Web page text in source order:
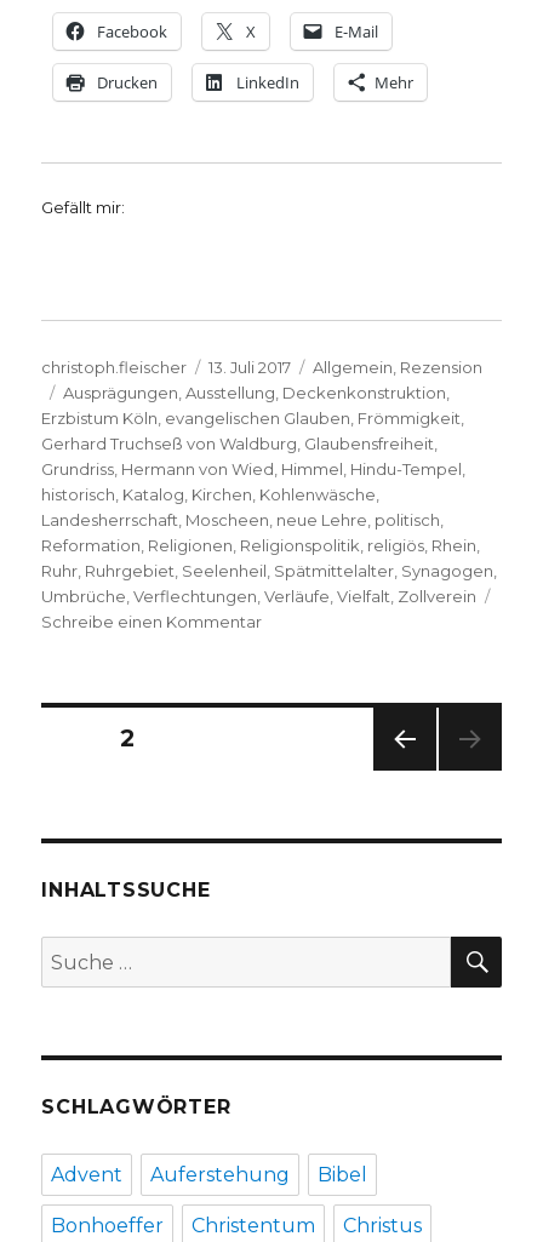
Facebook X E-Mail
Drucken LinkedIn Mehr
Gefällt mir:
Autor
christoph.fleischer
Veröffentlicht
am
13. Juli 2017 Kategorien
Allgemein Rezension
Schlagwörter
Ausprägungen ,Ausstellung Deckenkonstruktion
Erzbistum Köln evangelischen Glauben Frömmigkeit
Gerhard Truchseß von Waldburg Glaubensfreiheit
Grundriss Hermann von Wied Himmel Hindu-Tempel
historisch Katalog Kirchen Kohlenwäsche
Landesherrschaft Moscheen neue Lehre politisch
Reformation Religionen Religionspolitik religiös Rhein
Ruhr Ruhrgebiet Seelenheil Spätmittelalter Synagogen
Umbrüche ,Verflechtungen ,Verläufe ,Vielfalt Zollverein
Schreibe einen Kommentarzu
2017
Seitennummerierung
Beiträge
SEIT
SEITE2
INHALTSSUCHE
Suche
nach:
SCHLAGWÖRTER
Advent Auferstehung Bibel
Bonhoeffer Christentum Christus